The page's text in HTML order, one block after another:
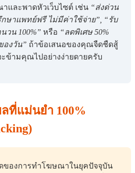
และพาดหัวเว็บไซต์ เช่น “ส่งด่วน
กษาแพทย์ฟรี ไม่มีค่าใช้จ่าย”, “รับ
วน 100%” หรือ “ลดพิเศษ 50%
องวัน” ถ้าข้อเสนอของคุณจืดชืดสู้
ข้ามคุณไปอย่างง่ายดายครับ
ที่แม่นยำ 100%
องการทำโฆษณาในยุคปัจจุบัน